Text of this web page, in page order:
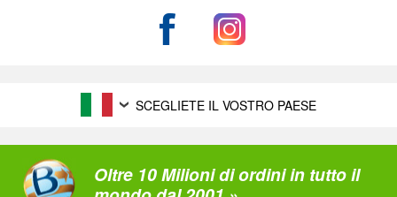
SCEGLIETE IL VOSTRO PAESE
Oltre 10 Milioni di ordini in tutto il